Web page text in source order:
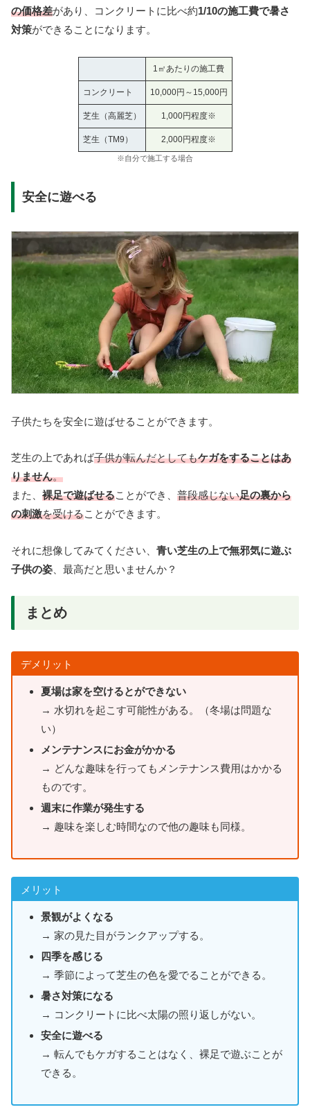
の価格差があり、コンクリートに比べ約1/10の施工費で暑さ
対策ができることになります。
1㎡あたりの施工費
コンクリート 10,000円～15,000円
芝生（高麗芝） 1,000円程度※
芝生（TM9） 2,000円程度※
※自分で施工する場合
安全に遊べる
子供たちを安全に遊ばせることができます。
芝生の上であれば子供が転んだとしてもケガをすることはあ
りません。
また、 裸足で遊ばせることができ、 普段感じない足の裏から
の刺激を受けることができます。
それに想像してみてください、 青い芝生の上で無邪気に遊ぶ
子供の姿 、最高だと思いませんか？
まとめ
デメリット
夏場は家を空けるとができない
→ 水切れを起こす可能性がある。（冬場は問題な
い）
メンテナンスにお金がかかる
→ どんな趣味を行ってもメンテナンス費用はかかる
ものです。
週末に作業が発生する
→ 趣味を楽しむ時間なので他の趣味も同様。
メリット
景観がよくなる
→ 家の見た目がランクアップする。
四季を感じる
→ 季節によって芝生の色を愛でることができる。
暑さ対策になる
→ コンクリートに比べ太陽の照り返しがない。
安全に遊べる
→ 転んでもケガすることはなく、裸足で遊ぶことが
できる。